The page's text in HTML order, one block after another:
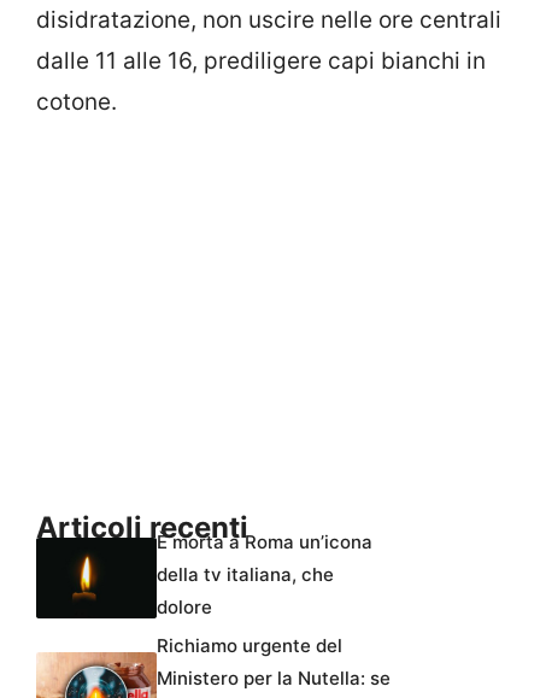
disidratazione, non uscire nelle ore centrali
dalle 11 alle 16, prediligere capi bianchi in
cotone.
Articoli recentiÈ morta a Roma un’icona
della tv italiana, che
dolore
Richiamo urgente del
Ministero per la Nutella: se